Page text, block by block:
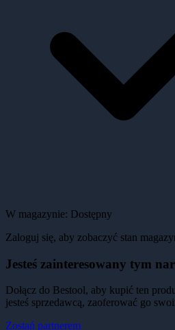
W magazynie: Dostępny
Zaloguj się, aby zobaczyć stan
Jesteś zainteresowany tym
Dołącz do Bestool, aby kupić ten
jesteś sprzedawcą, zaoferować go
Zostań partnerem